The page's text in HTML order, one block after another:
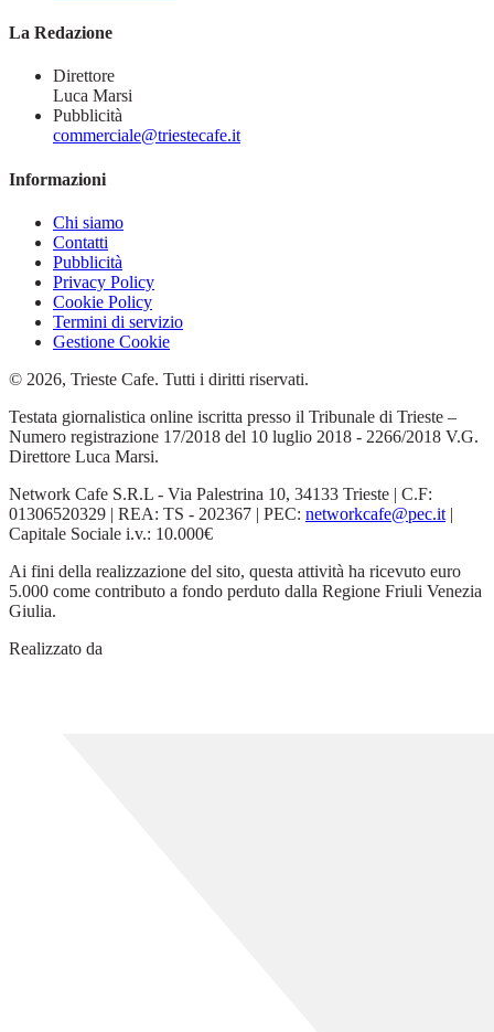
La Redazione
Direttore
Luca Marsi
Pubblicità
commerciale@triestecafe.it
Informazioni
Chi siamo
Contatti
Pubblicità
Privacy Policy
Cookie Policy
Termini di servizio
Gestione Cookie
© 2026, Trieste Cafe. Tutti i diritti riservati.
Testata giornalistica online iscritta presso il Tribunale di Trieste –
Numero registrazione 17/2018 del 10 luglio 2018 - 2266/2018 V.G.
Direttore Luca Marsi.
Network Cafe S.R.L - Via Palestrina 10, 34133 Trieste | C.F:
01306520329 | REA: TS - 202367 | PEC: networkcafe@pec.it |
Capitale Sociale i.v.: 10.000€
Ai fini della realizzazione del sito, questa attività ha ricevuto euro
5.000 come contributo a fondo perduto dalla Regione Friuli Venezia
Giulia.
Realizzato da